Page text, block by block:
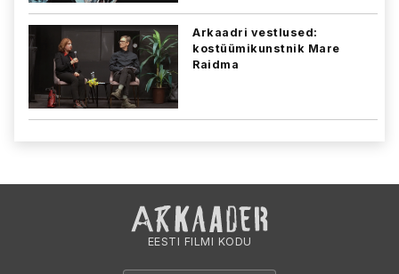
Arkaadri vestlused:
kostüümikunstnik Mare
Raidma
EESTI FILMI KODU